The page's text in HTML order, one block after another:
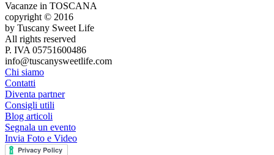
Vacanze in TOSCANA
copyright © 2016
by Tuscany Sweet Life
All rights reserved
P. IVA 05751600486
info@tuscanysweetlife.com
Chi siamo
Contatti
Diventa partner
Consigli utili
Blog articoli
Segnala un evento
Invia Foto e Video